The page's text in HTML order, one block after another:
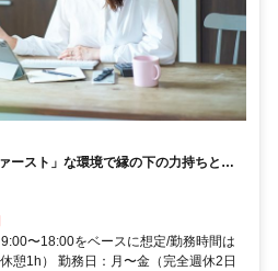
ースト」な環境で縁の下の力持ちとし
30代活躍中
〜18:00をベースに想定/勤務時間は
憩1h） 勤務日：月〜金（完全週休2日